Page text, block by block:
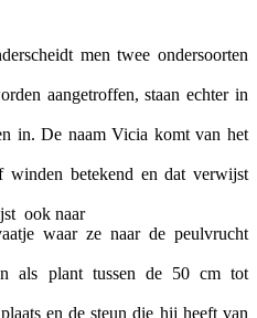
men twee ondersoorten
aangetroffen, staan echter in
in. De naam Vicia komt van het
betekend en dat verwijst
ook naar
waar ze naar de peulvrucht
als plant tussen de 50 cm tot
en de steun die hij heeft van